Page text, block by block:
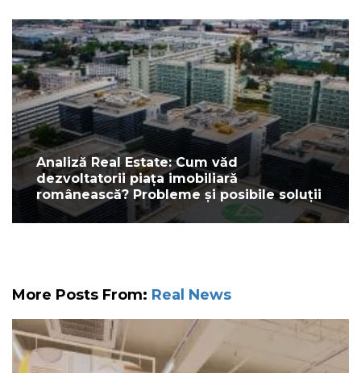
Analiză Real Estate: Cum văd
dezvoltatorii piața imobiliară
românească? Probleme și posibile soluții
More Posts From: Real News